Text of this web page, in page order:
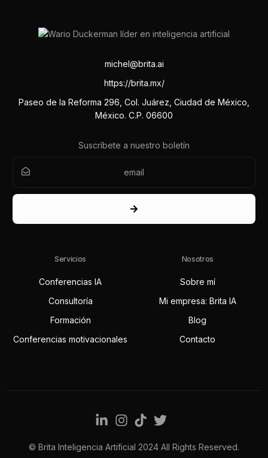
michel@brita.ai
https://brita.mx/
Paseo de la Reforma 296, Col. Juárez, Ciudad de México,
México. C.P. 06600
Suscríbete a nuestro boletín
Servicios
Conferencias IA
Consultoría
Formación
Conferencias motivacionales
Nosotros
Sobre mí
Mi empresa: Brita IA
Blog
Contacto
© Brita Inteligencia Artificial 2024 All Rights Reserved.